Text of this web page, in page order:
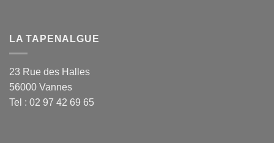
LA TAPENALGUE
23 Rue des Halles
56000 Vannes
Tel : 02 97 42 69 65